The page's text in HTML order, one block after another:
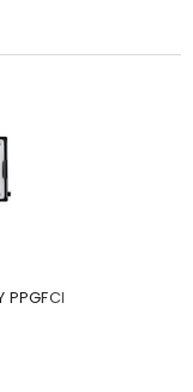
PPGFCI